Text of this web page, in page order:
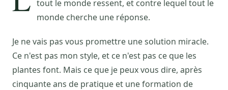
tout le monde ressent, et contre lequel tout le
monde cherche une réponse.
Je ne vais pas vous promettre une solution miracle.
Ce n'est pas mon style, et ce n'est pas ce que les
plantes font. Mais ce que je peux vous dire, après
cinquante ans de pratique et une formation de